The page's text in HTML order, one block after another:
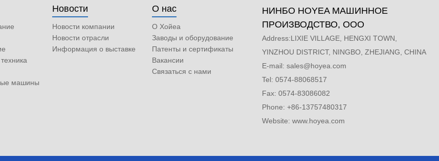
машины
Новости
Новости компании
Новости отрасли
Информация о выставке
О нас
О Хойеа
Заводы и оборудование
Патенты и сертификаты
Вакансии
Связаться с нами
НИНБО HOYEA МАШИННОЕ
ПРОИЗВОДСТВО, ООО
Address:LIXIE VILLAGE, HENGXI TOWN,
YINZHOU DISTRICT, NINGBO, ZHEJIANG, CHINA
E-mail: sales@hoyea.com
Tel: 0574-88068517
Fax: 0574-83086082
Phone: +86-13757480317
Website: www.hoyea.com